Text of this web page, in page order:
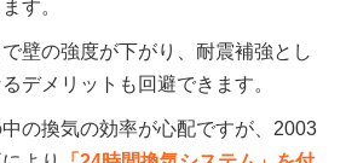
す。
壁の強度が下がり、耐震補強とし
デメリットも回避できます。
の換気の効率が心配ですが、2003